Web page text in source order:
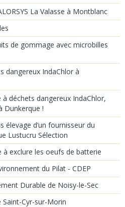
La Valasse à Montblanc
de gommage avec microbilles
dangereux IndaChlor à
déchets dangereux IndaChlor,
Dunkerque !
d’un fournisseur du
Lustucru Sélection
à exclure les oeufs de batterie
du Pilat - CDEP
Durable de Noisy-le-Sec
Cyr-sur-Morin